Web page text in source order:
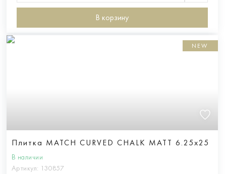
В корзину
NEW
Плитка MATCH CURVED CHALK MATT 6.25x25
В наличии
Артикул: 130857